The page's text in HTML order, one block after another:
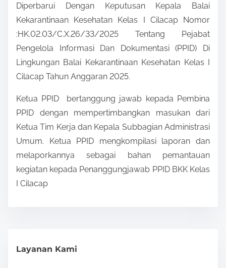
Diperbarui Dengan Keputusan Kepala Balai
Kekarantinaan Kesehatan Kelas I Cilacap Nomor
:HK.02.03/C.X.26/33/2025 Tentang Pejabat
Pengelola Informasi Dan Dokumentasi (PPID) Di
Lingkungan Balai Kekarantinaan Kesehatan Kelas I
Cilacap Tahun Anggaran 2025.
Ketua PPID bertanggung jawab kepada Pembina
PPID dengan mempertimbangkan masukan dari
Ketua Tim Kerja dan Kepala Subbagian Administrasi
Umum. Ketua PPID mengkompilasi laporan dan
melaporkannya sebagai bahan pemantauan
kegiatan kepada Penanggungjawab PPID BKK Kelas
I Cilacap
Layanan Kami